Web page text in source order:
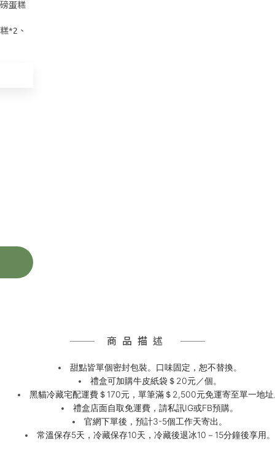
蛋糕
*2、
商品描述
甜點皆單個密封包裝。口味固定，恕不替換。
禮盒可加購牛皮紙袋＄20元／個。
黑貓冷藏宅配運費＄170元，單筆滿＄2,500元免運寄至單一地址
禮盒店面自取免運費，請私訊IG或FB預購。
官網下單後，預計3-5個工作天寄出。
常溫保存5天，冷藏保存10天，冷藏後退冰10－15分鐘後享用。